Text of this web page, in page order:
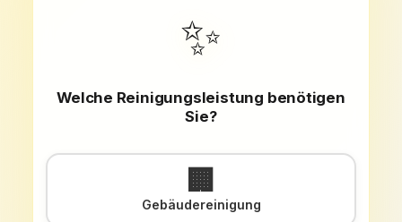
✨
Welche Reinigungsleistung benötigen
Sie?
🏢
Gebäudereinigung